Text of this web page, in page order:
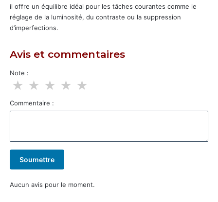
il offre un équilibre idéal pour les tâches courantes comme le
réglage de la luminosité, du contraste ou la suppression
d’imperfections.
Avis et commentaires
Note :
★
★
★
★
★
Commentaire :
Soumettre
Aucun avis pour le moment.